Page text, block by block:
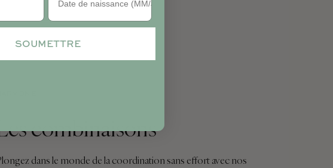
combinaisons
dans le monde de la coordination sans effort avec nos
SOUMETTRE